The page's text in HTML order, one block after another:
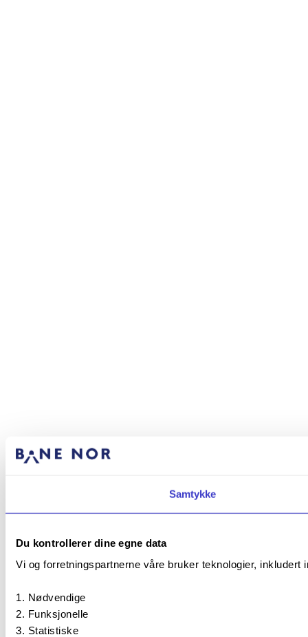
Samtykke
Du kontrollerer dine egne data
Vi og forretningspartnerne våre bruker teknologier,
Nødvendige
Funksjonelle
Statistiske